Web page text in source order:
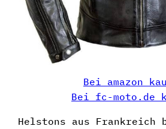
Bei amazon
Bei fc-moto.de
Helstons aus Frankreich